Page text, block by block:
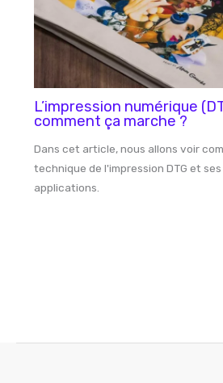
L’impression numérique
comment ça marche ?
Dans cet article, nous allons voir
technique de l'impression DTG et
applications.